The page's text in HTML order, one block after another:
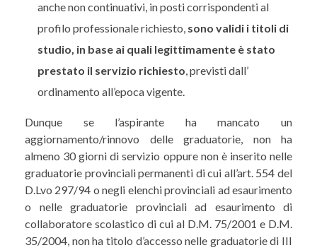
anche non continuativi, in posti corrispondenti al
profilo professionale richiesto, sono validi i titoli di
studio, in base ai quali legittimamente è stato
prestato il servizio richiesto, previsti dall’
ordinamento all’epoca vigente.
Dunque se l’aspirante ha mancato un
aggiornamento/rinnovo delle graduatorie, non ha
almeno 30 giorni di servizio oppure non è inserito nelle
graduatorie provinciali permanenti di cui all’art. 554 del
D.Lvo 297/94 o negli elenchi provinciali ad esaurimento
o nelle graduatorie provinciali ad esaurimento di
collaboratore scolastico di cui al D.M. 75/2001 e D.M.
35/2004, non ha titolo d’accesso nelle graduatorie di III